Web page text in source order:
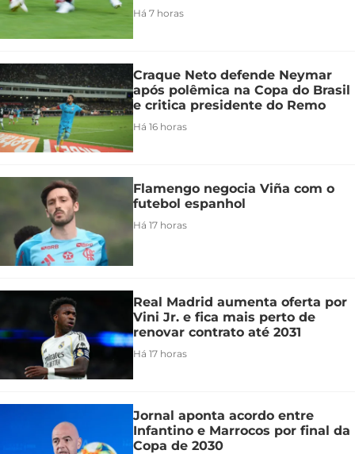
Há 7 horas
Craque Neto defende Neymar
após polêmica na Copa do Brasil
e critica presidente do Remo
Há 16 horas
Flamengo negocia Viña com o
futebol espanhol
Há 17 horas
Real Madrid aumenta oferta por
Vini Jr. e fica mais perto de
renovar contrato até 2031
Há 17 horas
Jornal aponta acordo entre
Infantino e Marrocos por final da
Copa de 2030